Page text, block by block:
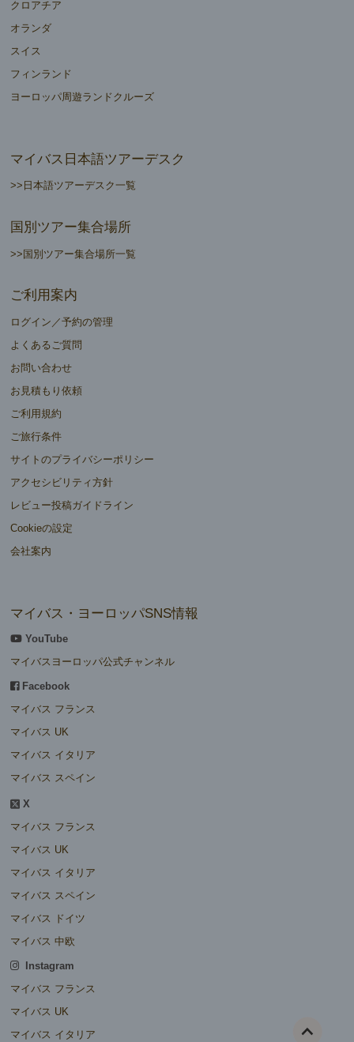
クロアチア
オランダ
スイス
フィンランド
ヨーロッパ周遊ランドクルーズ
マイバス日本語ツアーデスク
>>日本語ツアーデスク一覧
国別ツアー集合場所
>>国別ツアー集合場所一覧
ご利用案内
ログイン／予約の管理
よくあるご質問
お問い合わせ
お見積もり依頼
ご利用規約
ご旅行条件
サイトのプライバシーポリシー
アクセシビリティ方針
レビュー投稿ガイドライン
Cookieの設定
会社案内
マイバス・ヨーロッパSNS情報
YouTube
マイバスヨーロッパ公式チャンネル
Facebook
マイバス フランス
マイバス UK
マイバス イタリア
マイバス スペイン
X
マイバス フランス
マイバス UK
マイバス イタリア
マイバス スペイン
マイバス ドイツ
マイバス 中欧
Instagram
マイバス フランス
マイバス UK
マイバス イタリア